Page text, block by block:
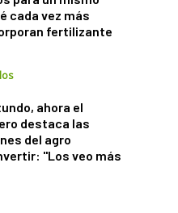
cada vez más
fertilizante
ahora el
destaca las
del agro
"Los veo más